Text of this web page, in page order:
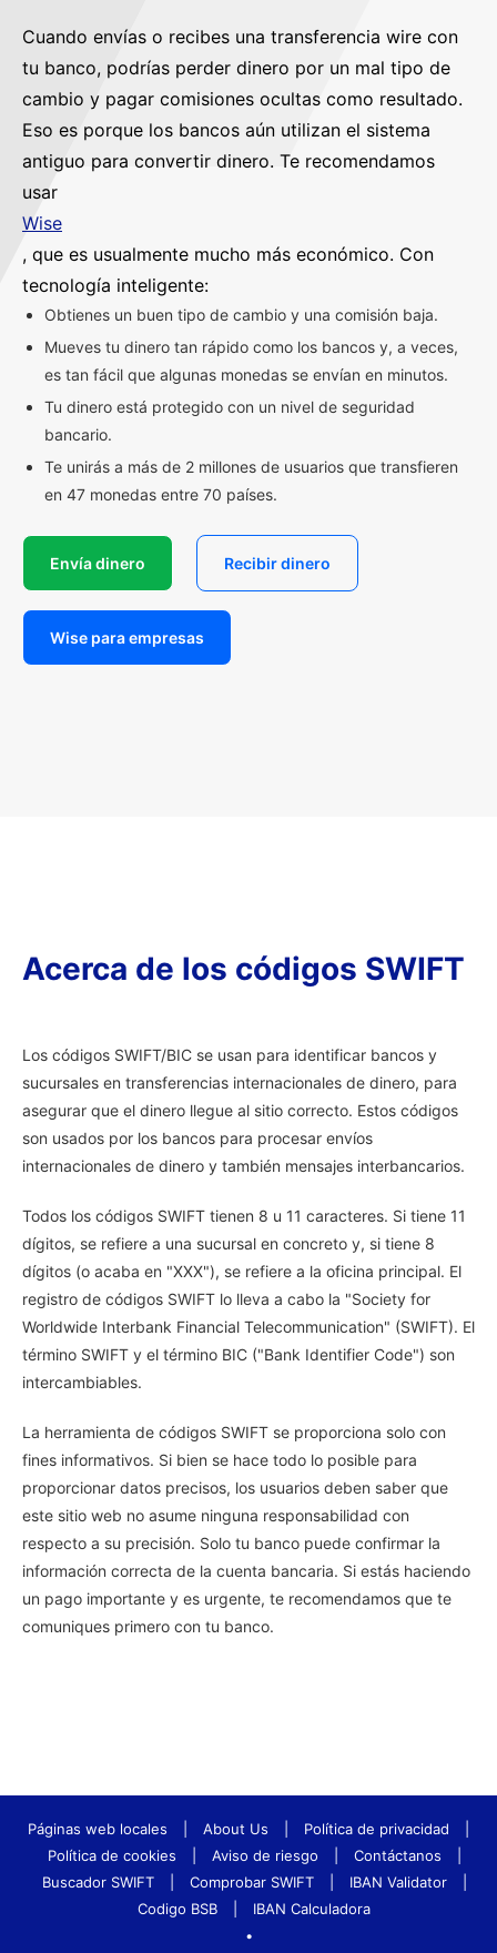
Cuando envías o recibes una transferencia wire con
tu banco, podrías perder dinero por un mal tipo de
cambio y pagar comisiones ocultas como resultado.
Eso es porque los bancos aún utilizan el sistema
antiguo para convertir dinero. Te recomendamos
usar
Wise
, que es usualmente mucho más económico. Con
tecnología inteligente:
Obtienes un buen tipo de cambio y una comisión baja.
Mueves tu dinero tan rápido como los bancos y, a veces,
es tan fácil que algunas monedas se envían en minutos.
Tu dinero está protegido con un nivel de seguridad
bancario.
Te unirás a más de 2 millones de usuarios que transfieren
en 47 monedas entre 70 países.
Envía dinero Recibir dinero
Wise para empresas
Acerca de los códigos SWIFT
Los códigos SWIFT/BIC se usan para identificar bancos y
sucursales en transferencias internacionales de dinero, para
asegurar que el dinero llegue al sitio correcto. Estos códigos
son usados por los bancos para procesar envíos
internacionales de dinero y también mensajes interbancarios.
Todos los códigos SWIFT tienen 8 u 11 caracteres. Si tiene 11
dígitos, se refiere a una sucursal en concreto y, si tiene 8
dígitos (o acaba en "XXX"), se refiere a la oficina principal. El
registro de códigos SWIFT lo lleva a cabo la "Society for
Worldwide Interbank Financial Telecommunication" (SWIFT). El
término SWIFT y el término BIC ("Bank Identifier Code") son
intercambiables.
La herramienta de códigos SWIFT se proporciona solo con
fines informativos. Si bien se hace todo lo posible para
proporcionar datos precisos, los usuarios deben saber que
este sitio web no asume ninguna responsabilidad con
respecto a su precisión. Solo tu banco puede confirmar la
información correcta de la cuenta bancaria. Si estás haciendo
un pago importante y es urgente, te recomendamos que te
comuniques primero con tu banco.
Páginas web locales About Us Política de privacidad
Política de cookies
Aviso de riesgo Contáctanos
Buscador SWIFT
Comprobar SWIFT IBAN Validator
Codigo BSB
IBAN Calculadora
•